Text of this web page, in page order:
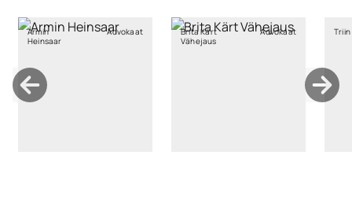
Advokaat
Brita Kärt
Advokaat Triin Kruusla